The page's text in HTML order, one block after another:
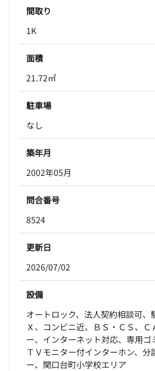
間取り
1K
面積
21.72㎡
駐車場
なし
築年月
2002年05月
問合番号
8524
更新日
2026/07/02
設備
オートロック、法人契約相談可、
Ｘ、コンビニ近、ＢＳ・ＣＳ、
ー、インターネット対応、専用ゴ
ＴＶモニター付インターホン、分
ー、関口台町小学校エリア